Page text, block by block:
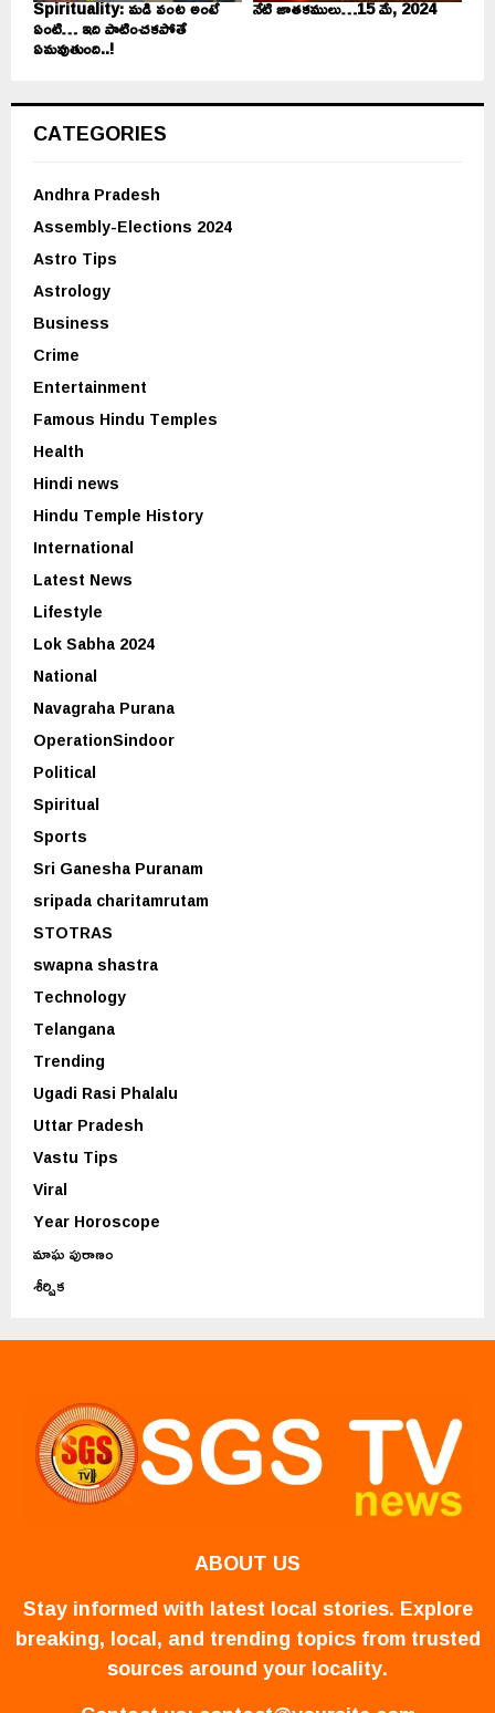
Spirituality: మడి వంట అంటే
ఏంటి… ఇది పాటించకపోతే
ఏమవుతుంది..!
నేటి జాతకములు…15 మే, 2024
CATEGORIES
Andhra Pradesh
Assembly-Elections 2024
Astro Tips
Astrology
Business
Crime
Entertainment
Famous Hindu Temples
Health
Hindi news
Hindu Temple History
International
Latest News
Lifestyle
Lok Sabha 2024
National
Navagraha Purana
OperationSindoor
Political
Spiritual
Sports
Sri Ganesha Puranam
sripada charitamrutam
STOTRAS
swapna shastra
Technology
Telangana
Trending
Ugadi Rasi Phalalu
Uttar Pradesh
Vastu Tips
Viral
Year Horoscope
మాఘ పురాణం
శీర్షిక
ABOUT US
Stay informed with latest local stories. Explore
breaking, local, and trending topics from trusted
sources around your locality.